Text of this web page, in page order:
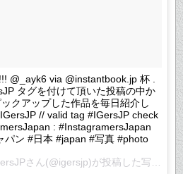
@_ayk6 via @instantbook.jp 杯 .
タグを付けて頂いた投稿の中か
クアップした作品を毎日紹介し
// valid tag #IGersJP check
: #InstagramersJapan
パン #日本 #japan #写真 #photo
instagramersJapan ☺︎ IGersJPさん(@igersjp)が投稿した写真 –